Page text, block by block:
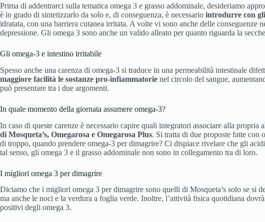
Prima di addentrarci sulla tematica omega 3 e grasso addominale, desideriamo
è in grado di sintetizzarlo da solo e, di conseguenza, è necessario introdurre con
idratata, con una barriera cutanea irritata. A volte vi sono anche delle
depressione. Gli omega 3 sono anche un valido alleato per quanto riguarda la
Gli omega-3 e intestino irritabile
Spesso anche una carenza di omega-3 si traduce in una permeabilità intestinale
maggiore facilità le sostanze pro-infiammatorie nel circolo del sangue,
può presentare tra i due argomenti.
In quale momento della giornata assumere omega-3?
In caso di queste carenze è necessario capire quali integratori associare alla
di Mosqueta’s, Omegarosa e Omegarosa Plus. Si tratta di due proposte fatte con
di troppo, quando prendere omega-3 per dimagrire? Ci dispiace rivelare che gli
tal senso, gli omega 3 e il grasso addominale non sono in collegamento tra di loro.
I migliori omega 3 per dimagrire
Diciamo che i migliori omega 3 per dimagrire sono quelli di Mosqueta’s solo se si
ma anche le noci e la verdura a foglia verde. Inoltre, l’attività fisica quotidiana
positivi degli omega 3.